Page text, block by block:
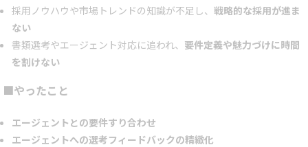
採用ノウハウや市場トレンドの知識が不足し、 戦略的な採用が進ま
ない
書類選考やエージェント対応に追われ、 要件定義や魅力づけに時間
を割けない
■やったこと
エージェントとの要件すり合わせ
エージェントへの選考フィードバックの精緻化